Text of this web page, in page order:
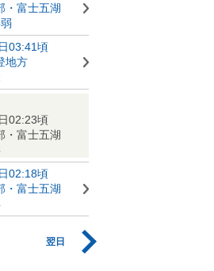
・富士五湖
03:41頃
地方
02:23頃
・富士五湖
02:18頃
・富士五湖
翌日